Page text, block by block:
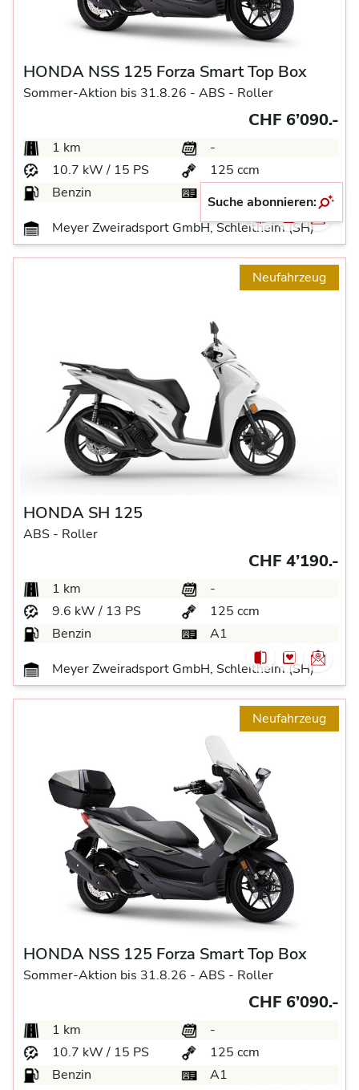
HONDA NSS 125 Forza Smart Top Box
Sommer-Aktion bis 31.8.26 - ABS - Roller
CHF 6’090.-
1 km
-
10.7 kW / 15 PS
125 ccm
Benzin
Meyer Zweiradsport GmbH, Schleitheim (SH)
Neufahrzeug
HONDA SH 125
ABS - Roller
CHF 4’190.-
1 km
-
9.6 kW / 13 PS
125 ccm
Benzin
A1
Meyer Zweiradsport GmbH, Schleitheim (SH)
Neufahrzeug
HONDA NSS 125 Forza Smart Top Box
Sommer-Aktion bis 31.8.26 - ABS - Roller
CHF 6’090.-
1 km
-
10.7 kW / 15 PS
125 ccm
Benzin
A1
Suche abonnieren: